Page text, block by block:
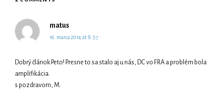
matus
16. marca 2014 at 8:57
Dobrý článok Peto! Presne to sa stalo aj u nás, DC vo FRA a problém bola
amplifikácia.
s pozdravom, M.